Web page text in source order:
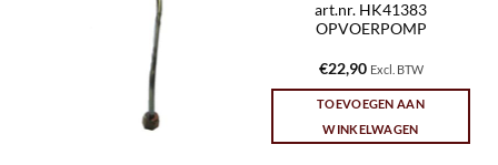
art.nr. HK41383
OPVOERPOMP
€22,90 Excl. BTW
TOEVOEGEN AAN
WINKELWAGEN